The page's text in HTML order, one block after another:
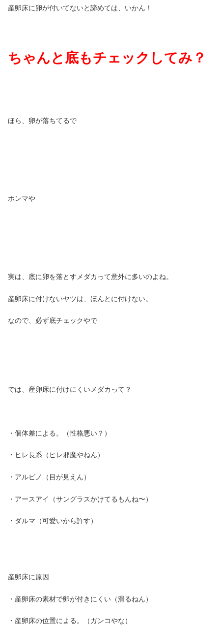
産卵床に卵が付いてないと諦めては、いかん！
ちゃんと底もチェックしてみ？
ほら、卵が落ちてるで
ホンマや
実は、底に卵を落とすメダカって意外に多いのよね。
産卵床に付けないヤツは、ほんとに付けない。
なので、必ず底チェックやで
では、産卵床に付けにくいメダカって？
・個体差による。（性格悪い？）
・ヒレ長系（ヒレ邪魔やねん）
・アルビノ（目が見えん）
・アースアイ（サングラスかけてるもんね〜）
・ダルマ（可愛いから許す）
産卵床に原因
・産卵床の素材で卵が付きにくい（滑るねん）
・産卵床の位置による。（ガンコやな）